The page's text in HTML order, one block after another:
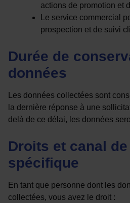
actions de promotion et
Le service commercial
prospection et de suivi
Durée de
données
Les données collectées sont
la dernière réponse à une
delà de ce délai, les données
Droits et canal
spécifique
En tant que personne dont les
collectées, vous avez le droit :